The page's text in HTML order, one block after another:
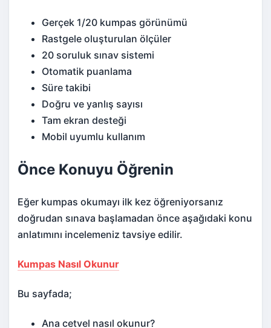
Gerçek 1/20 kumpas görünümü
Rastgele oluşturulan ölçüler
20 soruluk sınav sistemi
Otomatik puanlama
Süre takibi
Doğru ve yanlış sayısı
Tam ekran desteği
Mobil uyumlu kullanım
Önce Konuyu Öğrenin
Eğer kumpas okumayı ilk kez öğreniyorsanız
doğrudan sınava başlamadan önce aşağıdaki konu
anlatımını incelemeniz tavsiye edilir.
Kumpas Nasıl Okunur
Bu sayfada;
Ana cetvel nasıl okunur?